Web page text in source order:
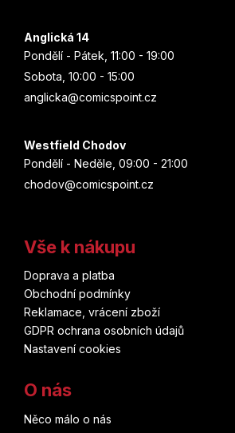
Anglická 14
Pondělí - Pátek, 11:00 - 19:00
Sobota, 10:00 - 15:00
anglicka@comicspoint.cz
Westfield Chodov
Pondělí - Neděle, 09:00 - 21:00
chodov@comicspoint.cz
Vše k nákupu
Doprava a platba
Obchodní podmínky
Reklamace, vrácení zboží
GDPR ochrana osobních údajů
Nastavení cookies
O nás
Něco málo o nás